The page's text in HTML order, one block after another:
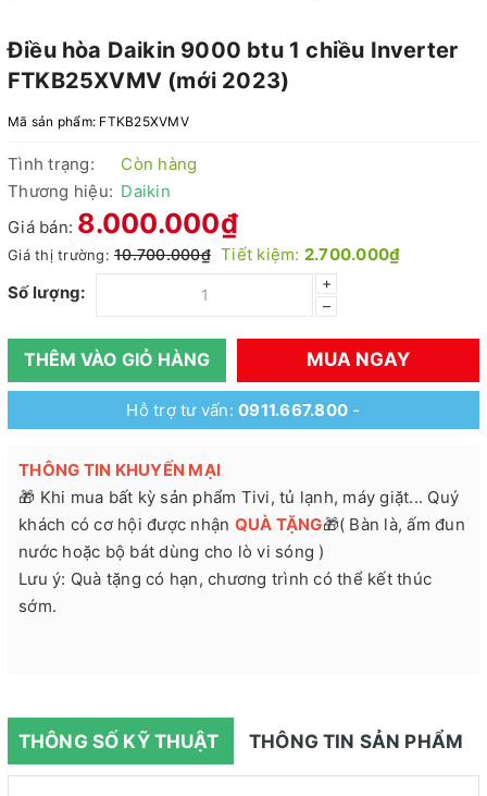
Điều hòa Daikin 9000 btu 1 chiều Inverter
FTKB25XVMV (mới 2023)
Mã sản phẩm: FTKB25XVMV
Tình trạng:
Còn hàng
Thương hiệu: Daikin
Giá bán: 8.000.000₫
Giá thị trường: 10.700.000₫ Tiết kiệm: 2.700.000₫
Số lượng:
+
–
THÊM VÀO GIỎ HÀNG MUA NGAY
Hỗ trợ tư vấn:0911.667.800 -
THÔNG TIN KHUYẾN MẠI
🎁 Khi mua bất kỳ sản phẩm Tivi, tủ lạnh, máy giặt... Quý
khách có cơ hội được nhận QUÀ TẶNG🎁( Bàn là, ấm đun
nước hoặc bộ bát dùng cho lò vi sóng )
Lưu ý: Quà tặng có hạn, chương trình có thể kết thúc
sớm.
THÔNG SỐ KỸ THUẬT THÔNG TIN SẢN PHẨM